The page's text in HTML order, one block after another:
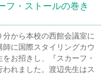
フ・ストールの巻き
から本校の西館会議室に
に国際スタイリングカウ
お招きし、『スカーフ・
れました。渡辺先生はス